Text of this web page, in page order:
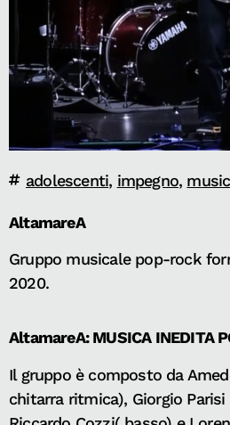
adolescenti, impegno,
AltamareA
Gruppo musicale pop-rock
2020.
AltamareA: MUSICA INEDITA
Il gruppo è composto da
chitarra ritmica), Giorgio